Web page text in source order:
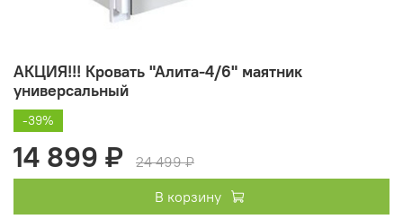
АКЦИЯ!!! Кровать "Алита-4/6" маятник
универсальный
-39%
14 899 ₽
24 499 ₽
В корзину